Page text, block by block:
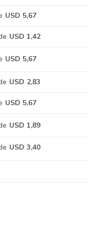
USD 5,67
USD 1,42
USD 5,67
USD 2,83
USD 5,67
USD 1,89
USD 3,40